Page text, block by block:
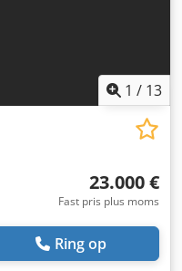
1 / 13
23.000 €
Fast pris plus moms
Ring op